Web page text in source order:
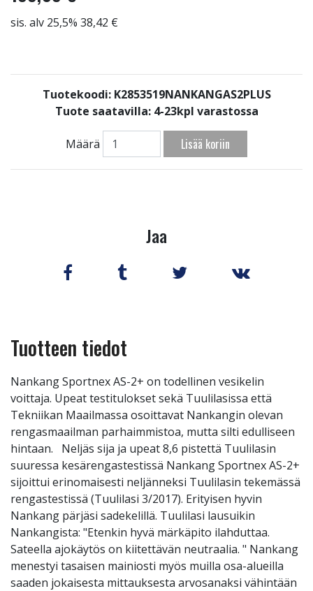
sis. alv 25,5% 38,42 €
Tuotekoodi: K2853519NANKANGAS2PLUS
Tuote saatavilla: 4-23kpl varastossa
Määrä Lisää koriin
Jaa
Tuotteen tiedot
Nankang Sportnex AS-2+ on todellinen vesikelin
voittaja. Upeat testitulokset sekä Tuulilasissa että
Tekniikan Maailmassa osoittavat Nankangin olevan
rengasmaailman parhaimmistoa, mutta silti edulliseen
hintaan. Neljäs sija ja upeat 8,6 pistettä Tuulilasin
suuressa kesärengastestissä Nankang Sportnex AS-2+
sijoittui erinomaisesti neljänneksi Tuulilasin tekemässä
rengastestissä (Tuulilasi 3/2017). Erityisen hyvin
Nankang pärjäsi sadekelillä. Tuulilasi lausuikin
Nankangista: "Etenkin hyvä märkäpito ilahduttaa.
Sateella ajokäytös on kiitettävän neutraalia. " Nankang
menestyi tasaisen mainiosti myös muilla osa-alueilla
saaden jokaisesta mittauksesta arvosanaksi vähintään